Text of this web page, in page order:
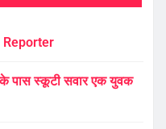
Reporter
के पास स्कूटी सवार एक युवक